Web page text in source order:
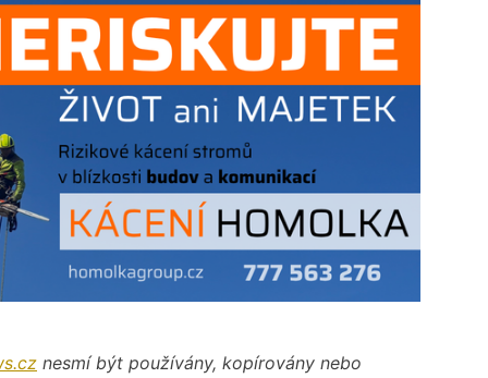
nesmí být používány, kopírovány nebo